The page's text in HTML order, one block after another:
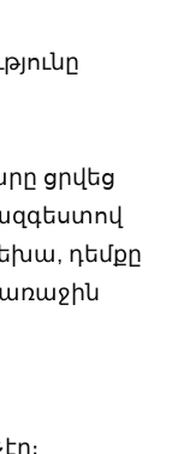
ցրվեց
դեմքը
առաջին